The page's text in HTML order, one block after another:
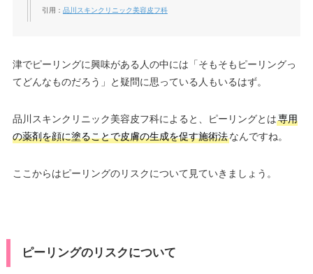
引用： 品川スキンクリニック美容皮フ科
津でピーリングに興味がある人の中には「そもそもピーリングっ
てどんなものだろう」と疑問に思っている人もいるはず。
品川スキンクリニック美容皮フ科によると、ピーリングとは専用
の薬剤を顔に塗ることで皮膚の生成を促す施術法なんですね。
ここからはピーリングのリスクについて見ていきましょう。
ピーリングのリスクについて